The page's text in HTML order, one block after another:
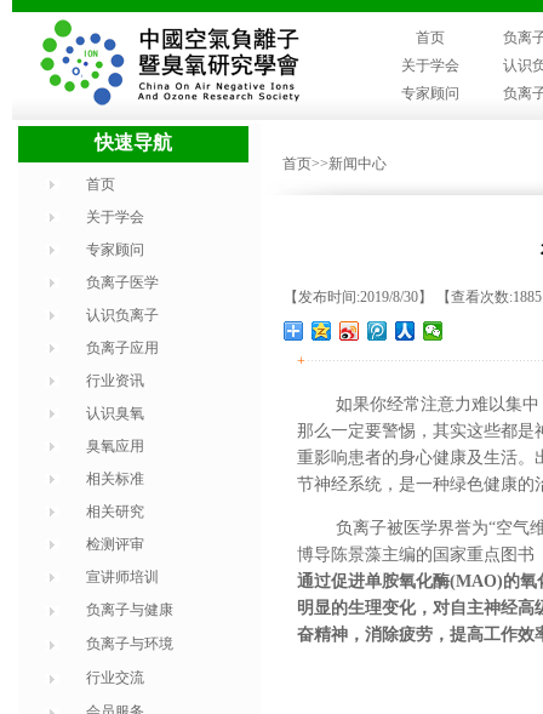
首页
负离
关于学会
认识
专家顾问
负离
快速导航
首页
关于学会
专家顾问
负离子医学
认识负离子
负离子应用
行业资讯
认识臭氧
臭氧应用
相关标准
相关研究
检测评审
宣讲师培训
负离子与健康
负离子与环境
行业交流
首页>>新闻中心
【发布时间:2019/8/30】 【查看次数
+
如果你经常注意力难以集中
那么一定要警惕， 其实这些都是
重影响患者的身心健康及生活。
节神经系统，是一种绿色健康的
负离子被医学界誉为“空气
博导陈景藻主编的国家重点图书
通过促进单胺氧化酶(MAO)的氧
明显的生理变化，对自主神经
奋精神，消除疲劳，提高工作效